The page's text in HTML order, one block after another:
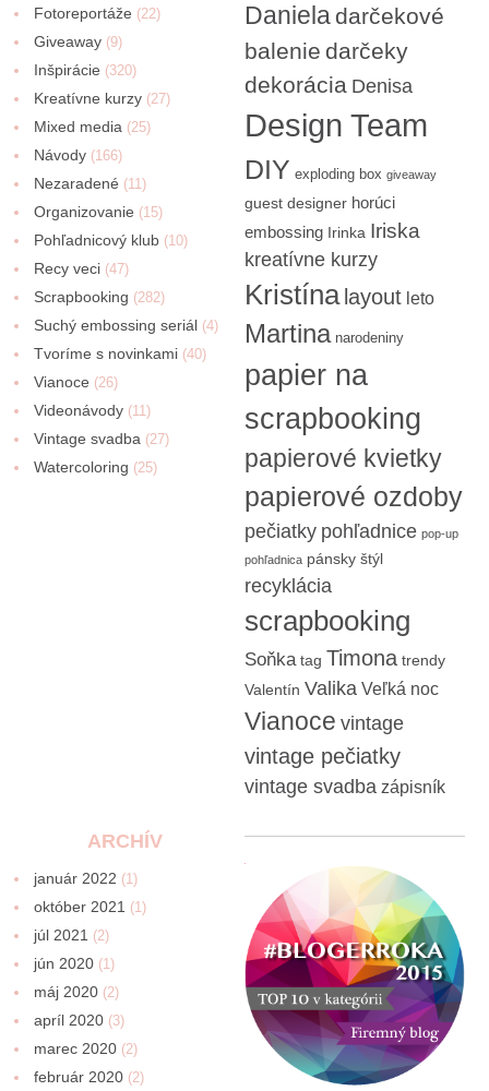
Fotoreportáže (22)
Giveaway (9)
Inšpirácie (320)
Kreatívne kurzy (27)
Mixed media (25)
Návody (166)
Nezaradené (11)
Organizovanie (15)
Pohľadnicový klub (10)
Recy veci (47)
Scrapbooking (282)
Suchý embossing seriál (4)
Tvoríme s novinkami (40)
Vianoce (26)
Videonávody (11)
Vintage svadba (27)
Watercoloring (25)
Daniela darčekové
balenie darčeky
dekorácia Denisa
Design Team
DIY exploding box giveaway
guest designer horúci
embossing Irinka Iriska
kreatívne kurzy
Kristína layout leto
Martina narodeniny
papier na
scrapbooking
papierové kvietky
papierové ozdoby
pečiatky pohľadnice pop-up
pohľadnica pánsky štýl
recyklácia
scrapbooking
Soňka tag Timona trendy
Valentín Valika Veľká noc
Vianoce vintage
vintage pečiatky
vintage svadba zápisník
ARCHÍV
január 2022 (1)
október 2021 (1)
júl 2021 (2)
jún 2020 (1)
máj 2020 (2)
apríl 2020 (3)
marec 2020 (2)
február 2020 (2)